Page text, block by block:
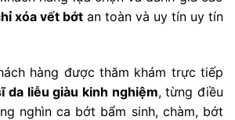
xóa vết bớt an toàn và uy tín uy tín
hàng được thăm khám trực tiếp
da liễu giàu kinh nghiệm, từng điều
nghìn ca bớt bẩm sinh, chàm, bớt